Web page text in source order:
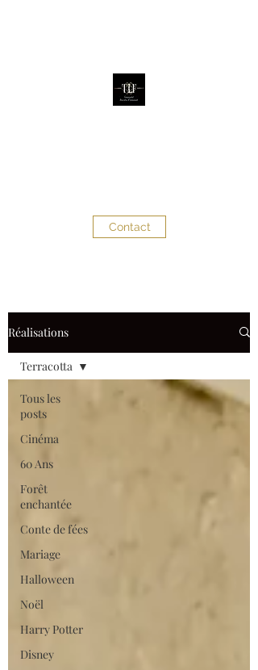
Contact
Réalisations
Tous les
posts
Cinéma
60 Ans
Forêt
enchantée
Conte de fées
Mariage
Halloween
Noël
Harry Potter
Disney
Terracotta